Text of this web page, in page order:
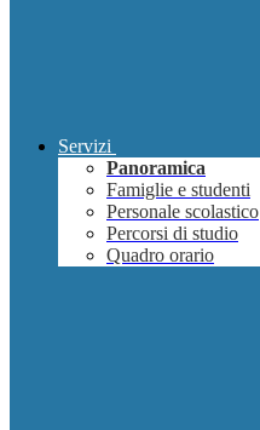
Servizi
Panoramica
Famiglie e studenti
Personale scolastico
Percorsi di studio
Quadro orario